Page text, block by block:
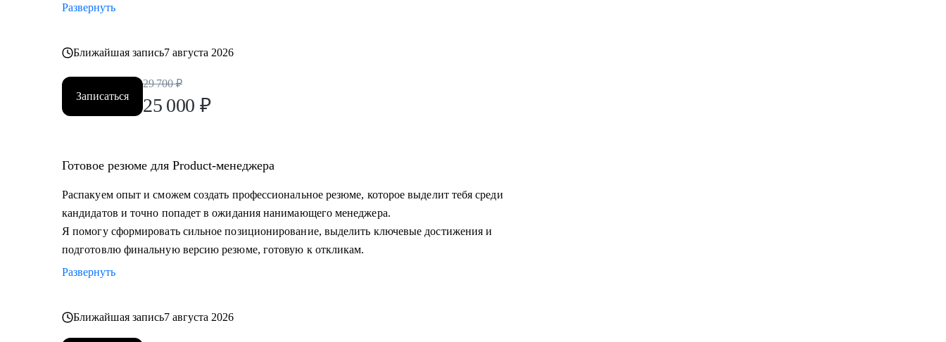
Развернуть
Ближайшая запись7 августа 2026
Записаться
29 700 ₽
25 000 ₽
Готовое резюме для Product-менеджера
Распакуем опыт и сможем создать профессиональное резюме, которое выделит тебя среди
кандидатов и точно попадет в ожидания нанимающего менеджера.
Я помогу сформировать сильное позиционирование, выделить ключевые достижения и
подготовлю финальную версию резюме, готовую к откликам.
Развернуть
Ближайшая запись7 августа 2026